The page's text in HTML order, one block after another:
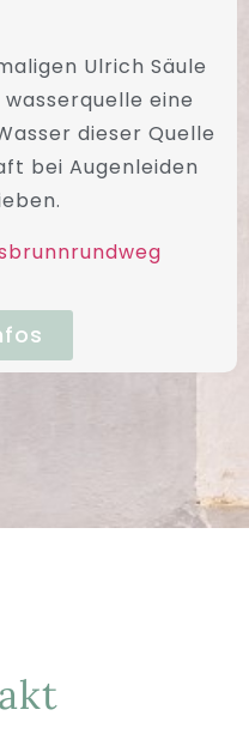
Ulrich Säule
eine
dieser Quelle
bei Augenleiden